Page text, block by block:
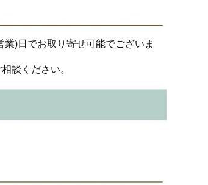
)日でお取り寄せ可能でございま
談ください。